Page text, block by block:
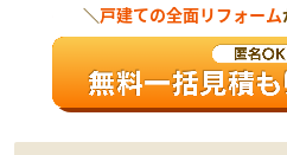
＼戸建ての全面リフォーム